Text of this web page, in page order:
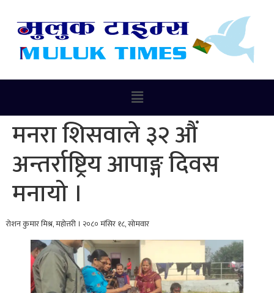
मनरा शिसवाले ३२ औं
अन्तर्राष्ट्रिय आपाङ्ग दिवस
मनायो ।
रोशन कुमार मिश्र, महोत्तरी । २०८० मंसिर १८, सोमवार